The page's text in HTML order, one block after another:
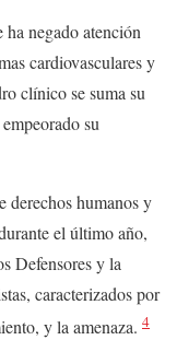
ha negado atención
cardiovasculares y
clínico se suma su
su
derechos humanos y
el último año,
Defensores y la
caracterizados por
y la amenaza. 4